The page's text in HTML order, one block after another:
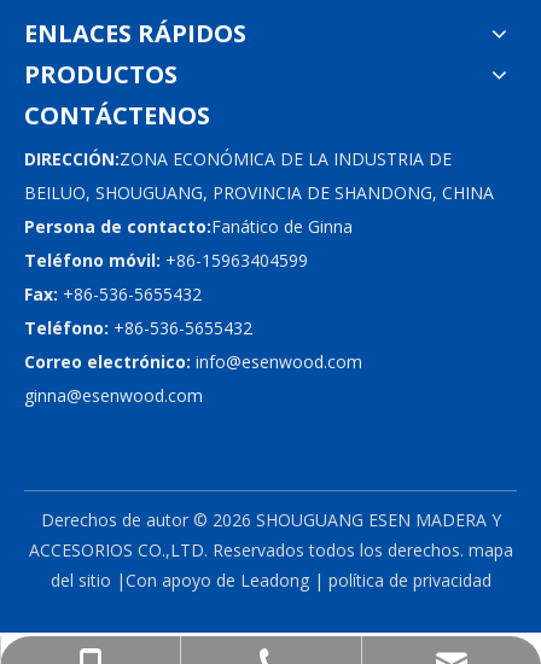
ENLACES RÁPIDOS
PRODUCTOS
CONTÁCTENOS
DIRECCIÓN:ZONA ECONÓMICA DE LA INDUSTRIA DE
BEILUO, SHOUGUANG, PROVINCIA DE SHANDONG, CHINA
Persona de contacto:Fanático de Ginna
Teléfono móvil: +86-15963404599
Fax: +86-536-5655432
Teléfono: +86-536-5655432
Correo electrónico: info@esenwood.com
ginna@esenwood.com
Derechos de autor © 2026 SHOUGUANG ESEN MADERA Y
ACCESORIOS CO.,LTD. Reservados todos los derechos. mapa
del sitio |Con apoyo de Leadong| política de privacidad